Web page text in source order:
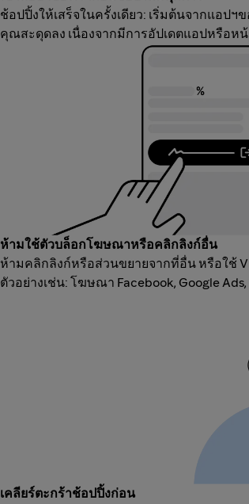
ช้อปปิ้งให้เสร็จในครั้งเดียว: เริ่มต้นจากแอป
คุณสะดุดลง เนื่องจากมีการอัปเดตแอปหรือห
ห้ามใช้ตัวบล็อกโฆษณาหรือคลิกลิงก์อื่น
ห้ามคลิกลิงก์หรือส่วนขยายจากที่อื่น หรือใช้
ตัวอย่างเช่น: โฆษณา Facebook, Google
เคลียร์ตะกร้าช้อปปิ้งก่อน